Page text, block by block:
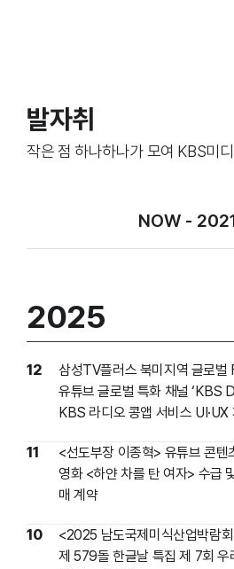
발자취
작은 점 하나하나가 모여 KBS미
NOW -
2025
12
삼성TV플러스 북미지역 글로벌
유튜브 글로벌 특화 채널 ‘KBS
KBS 라디오 콩앱 서비스
11
<선도부장 이종혁> 유튜브 콘텐
영화 <하얀 차를 탄 여자> 수급
매 계약
10
<2025 남도국제미식산업박람
제 579돌 한글날 특집 제 7회 우